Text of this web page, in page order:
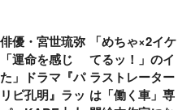
俳優・宮世琉弥
「運命を感じ
た」ドラマ『パ
リピ孔明』ラッ
「めちゃ×2イケ
てるッ！」のイ
ラストレーター
は「働く車」専